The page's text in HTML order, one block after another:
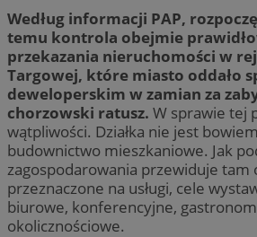
Według informacji PAP,
temu kontrola obejmie
przekazania nieruchomości w
Targowej, które miasto oddało
deweloperskim w zamian za
chorzowski ratusz. W sprawie tej
wątpliwości. Działka nie jest
budownictwo mieszkaniowe. Jak
zagospodarowania przewiduje tam
przeznaczone na usługi, cele
biurowe, konferencyjne,
okolicznościowe.